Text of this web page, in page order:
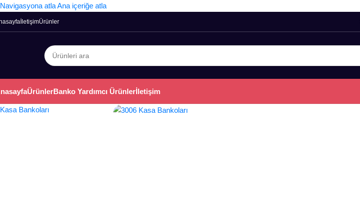
Navigasyona atlaAna içeriğe atla
İletişimÜrünler
ÜrünlerBanko Yardımcı Ürünlerİletişim
Kasa Bankoları